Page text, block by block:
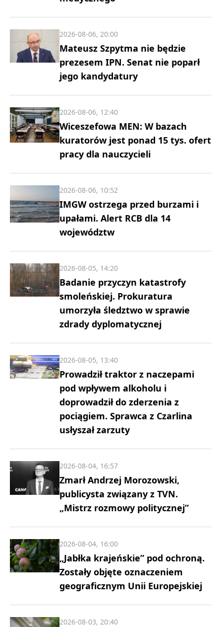
Mateusz Szpytma nie będzie
prezesem IPN. Senat nie poparł
jego kandydatury
2026-08-06, 20:00
Wiceszefowa MEN: W bazach
kuratorów jest ponad 15 tys. ofert
pracy dla nauczycieli
2026-08-06, 12:40
IMGW ostrzega przed burzami i
upałami. Alert RCB dla 14
województw
2026-08-06, 10:52
Badanie przyczyn katastrofy
smoleńskiej. Prokuratura
umorzyła śledztwo w sprawie
zdrady dyplomatycznej
2026-08-05, 14:20
Prowadził traktor z naczepami
pod wpływem alkoholu i
doprowadził do zderzenia z
pociągiem. Sprawca z Czarlina
usłyszał zarzuty
2026-08-05, 13:40
Zmarł Andrzej Morozowski,
publicysta związany z TVN.
„Mistrz rozmowy politycznej”
2026-08-04, 16:57
„Jabłka krajeńskie” pod ochroną.
Zostały objęte oznaczeniem
geograficznym Unii Europejskiej
2026-08-04, 16:00
2026-08-03, 20:40